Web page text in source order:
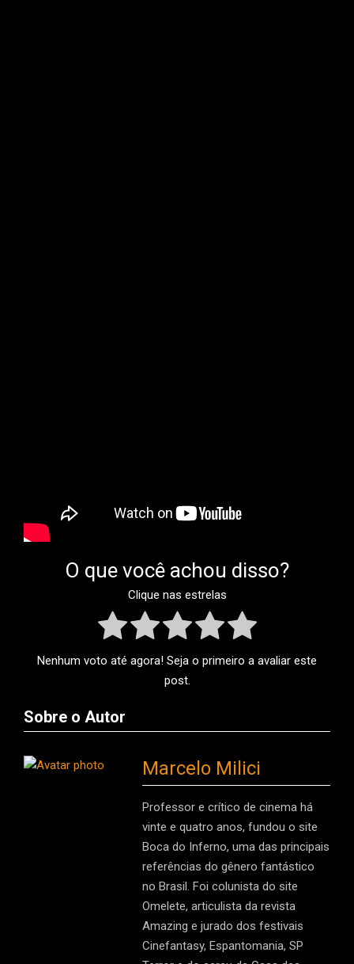
O que você achou disso?
Clique nas estrelas
Nenhum voto até agora! Seja o primeiro a avaliar este
post.
Sobre o Autor
Marcelo Milici
Professor e crítico de cinema há
vinte e quatro anos, fundou o site
Boca do Inferno, uma das principais
referências do gênero fantástico
no Brasil. Foi colunista do site
Omelete, articulista da revista
Amazing e jurado dos festivais
Cinefantasy, Espantomania, SP